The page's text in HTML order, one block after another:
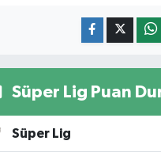
Süper Lig Puan
Süper Lig